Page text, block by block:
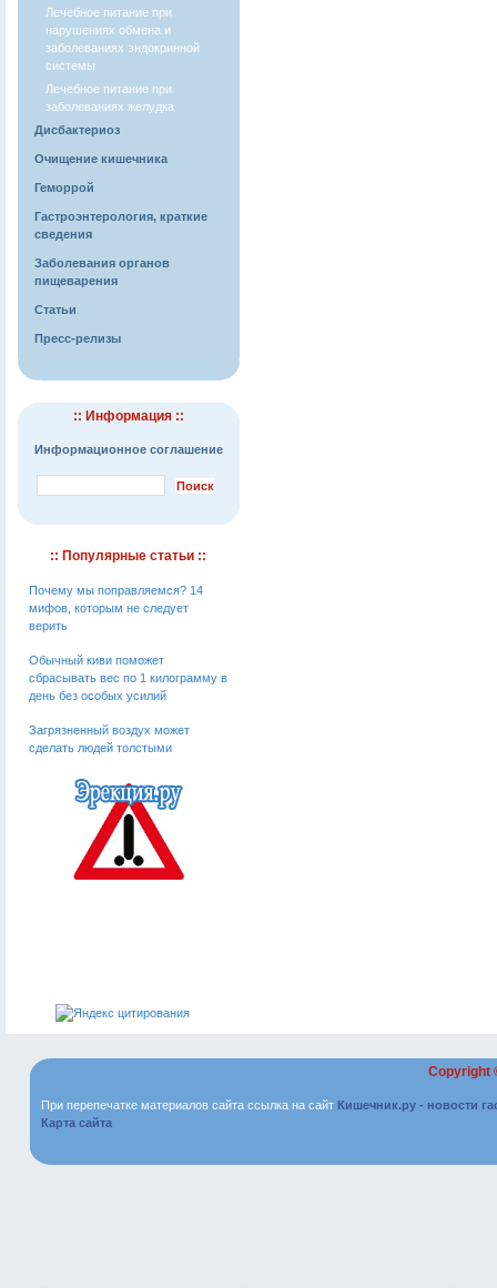
Лечебное питание при
нарушениях обмена и
заболеваниях эндокринной
системы
Лечебное питание при
заболеваниях желудка
Дисбактериоз
Очищение кишечника
Геморрой
Гастроэнтерология, краткие
сведения
Заболевания органов
пищеварения
Статьи
Пресс-релизы
:: Информация ::
Информационное соглашение
:: Популярные статьи ::
Почему мы поправляемся? 14
мифов, которым не следует
верить
Обычный киви поможет
сбрасывать вес по 1 килограмму в
день без особых усилий
Загрязненный воздух может
сделать людей толстыми
Copyright
При перепечатке материалов сайта ссылка на сайт Кишечник.ру - новости
Карта сайта